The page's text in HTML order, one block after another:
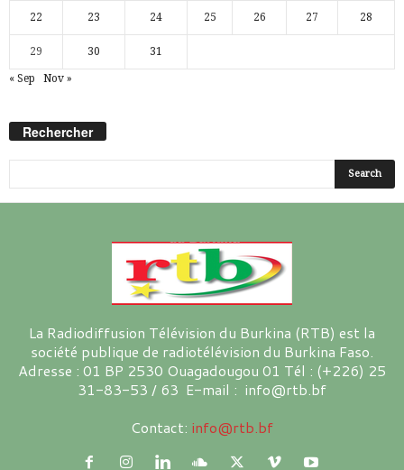
22 23 24 25 26 27 28
29 30 31
« Sep Nov »
Rechercher
La Radiodiffusion Télévision du Burkina (RTB) est la
société publique de radiotélévision du Burkina Faso.
Adresse : 01 BP 2530 Ouagadougou 01 Tél : (+226) 25
31-83-53 / 63 E-mail : info@rtb.bf
Contact: info@rtb.bf